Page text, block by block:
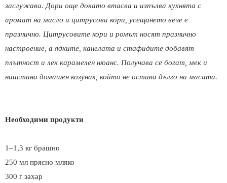
заслужава. Дори още докато втасва и изпълва кухнята с
аромат на масло и цитрусови кори, усещането вече е
празнично. Цитрусовите кори и ромът носят празнично
настроение, а ядките, канелата и стафидите добавят
плътност и лек карамелен нюанс. Получава се богат, мек и
наистина домашен козунак, който не остава дълго на масата.
Необходими продукти
1–1,3 кг брашно
250 мл прясно мляко
300 г захар